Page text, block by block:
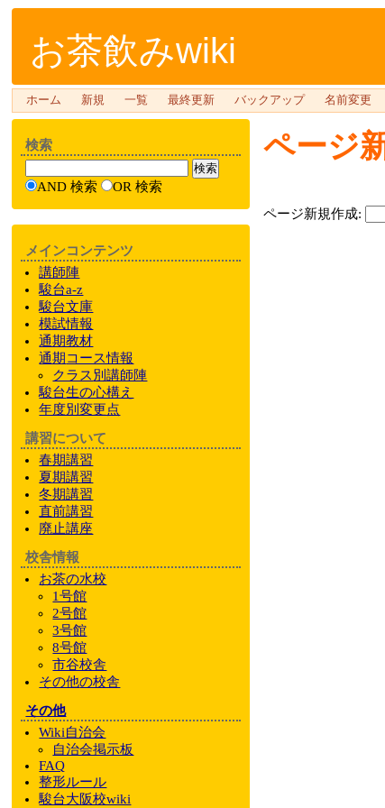
お茶飲みwiki
ホーム 新規 一覧 最終更新 バックアップ 名前変更
ページ
ページ新規作成:
検索
AND 検索 OR 検索
メインコンテンツ
講師陣
駿台a-z
駿台文庫
模試情報
通期教材
通期 コース情報
クラス別講師陣
駿台生の心構え
年度別変更点
講習について
春期講習
夏期講習
冬期講習
直前講習
廃止講座
校舎情報
お茶の水校
1号館
2号館
3号館
8号館
市谷校舎
その他の校舎
その他
Wiki自治会
自治会掲示板
FAQ
整形ルール
駿台大阪校wiki